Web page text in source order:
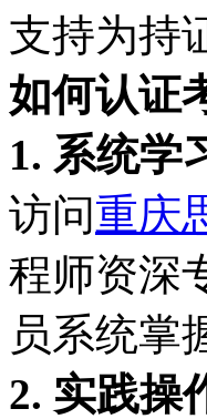
支持为持
如何认证
1. 系统学
访问重庆
程师资深
员系统掌
2. 实践操